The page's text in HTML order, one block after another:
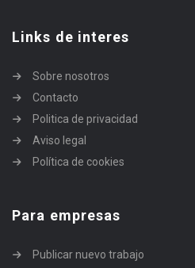
Links de interes
Sobre nosotros
Contacto
Politica de privacidad
Aviso legal
Política de cookies
Para empresas
Publicar nuevo trabajo